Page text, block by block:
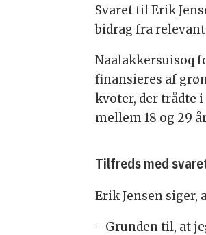
Svaret til Erik
bidrag fra
Naalakkersuisoq
finansieres af
kvoter, der trådte
mellem 18 og 29
Tilfreds med
Erik Jensen
- Grunden til, at